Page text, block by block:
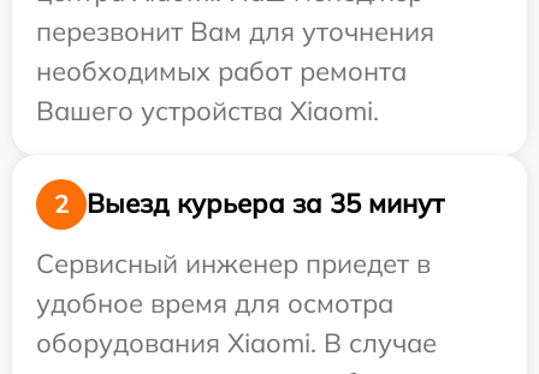
перезвонит Вам для уточнения
необходимых работ ремонта
Вашего устройства Xiaomi.
2
Выезд курьера за 35 минут
Сервисный инженер приедет в
удобное время для осмотра
оборудования Xiaomi. В случае